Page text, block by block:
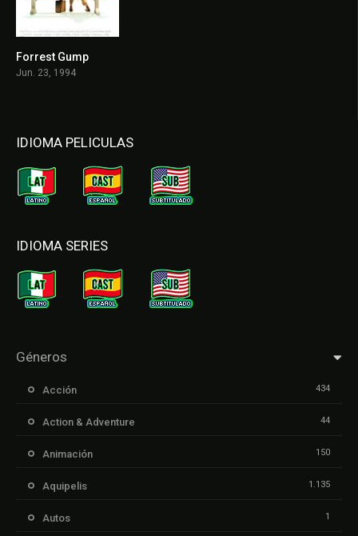
Forrest Gump
Jun. 23, 1994
IDIOMA PELICULAS
IDIOMA SERIES
Géneros
Acción 434
Action & Adventure 44
Animación 150
Aquipelis 1.135
Autos 1